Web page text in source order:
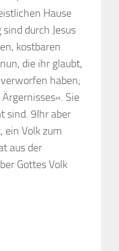
Hause
durch Jesus
kostbaren
die ihr glaubt,
haben;
Sie
sind. 9Ihr aber
ein Volk zum
aus der
Gottes Volk